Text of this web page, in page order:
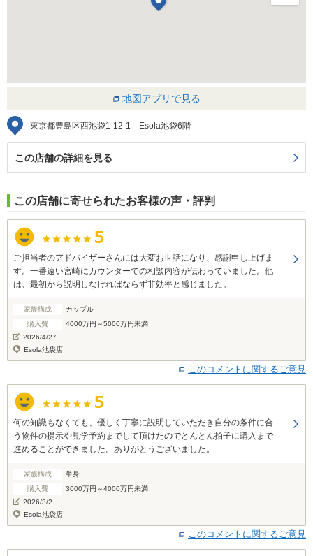
地図アプリで見る
東京都豊島区西池袋1-12-1 Esola池袋6階
この店舗の詳細を見る
この店舗に寄せられたお客様の声・評判
ご担当者のアドバイザーさんには大変お世話になり、感謝申し上げま
す。一番遠い宮崎にカウンターでの相談内容が伝わっていました。他
は、最初から説明しなければならず非効率と感じました。
家族構成
カップル
購入費
4000万円～5000万円未満
2026/4/27
Esola池袋店
このコメントに関するご意見
何の知識もなくても、優しく丁寧に説明していただき自分の条件に合
う物件の提示や見学予約までして頂けたのでとんとん拍子に購入まで
進めることができました。ありがとうございました。
家族構成
単身
購入費
3000万円～4000万円未満
2026/3/2
Esola池袋店
このコメントに関するご意見